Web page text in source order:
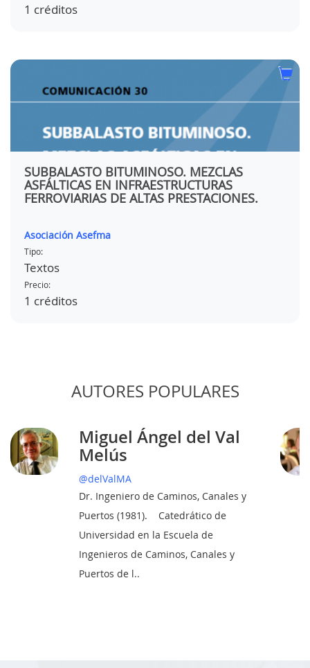
1 créditos
SUBBALASTO BITUMINOSO. MEZCLAS
ASFÁLTICAS EN INFRAESTRUCTURAS
FERROVIARIAS DE ALTAS PRESTACIONES.
Asociación Asefma
Tipo:
Textos
Precio:
1 créditos
AUTORES POPULARES
Miguel Ángel del Val
Melús
@delValMA
Dr. Ingeniero de Caminos, Canales y
Puertos (1981). Catedrático de
Universidad en la Escuela de
Ingenieros de Caminos, Canales y
Puertos de l..